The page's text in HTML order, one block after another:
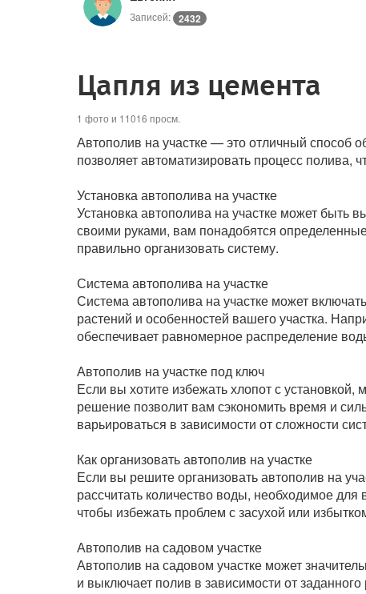
Записей: 2432
Цапля из цемента
1 фото и 11016 просм.
Автополив на участке — это отличный способ
позволяет автоматизировать процесс полива,
Установка автополива на участке
Установка автополива на участке может быть
своими руками, вам понадобятся
правильно организовать систему.
Система автополива на участке
Система автополива на участке может
растений и особенностей вашего участка.
обеспечивает равномерное распределение
Автополив на участке под ключ
Если вы хотите избежать хлопот с
решение позволит вам сэкономить время и
варьироваться в зависимости от сложности
Как организовать автополив на участке
Если вы решите организовать автополив на
рассчитать количество воды, необходимое
чтобы избежать проблем с засухой или
Автополив на садовом участке
Автополив на садовом участке может
и выключает полив в зависимости от